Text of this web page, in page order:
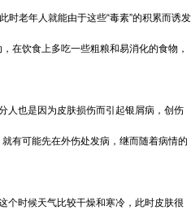
时老年人就能由于这些“毒素”的积累而诱发
在饮食上多吃一些粗粮和易消化的食物，
人也是因为皮肤损伤而引起银屑病，创伤
有可能先在外伤处发病，继而随着病情的
个时候天气比较干燥和寒冷，此时皮肤很